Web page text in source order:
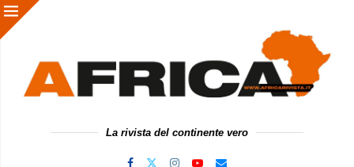
La rivista del continente vero